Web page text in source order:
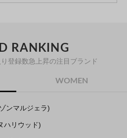
RANKING
登録数急上昇の注目ブランド
WOMEN
ンマルジェラ)
ハリウッド)